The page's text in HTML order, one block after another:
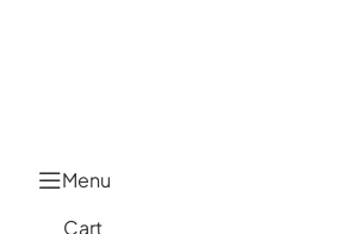
Menu
Cart